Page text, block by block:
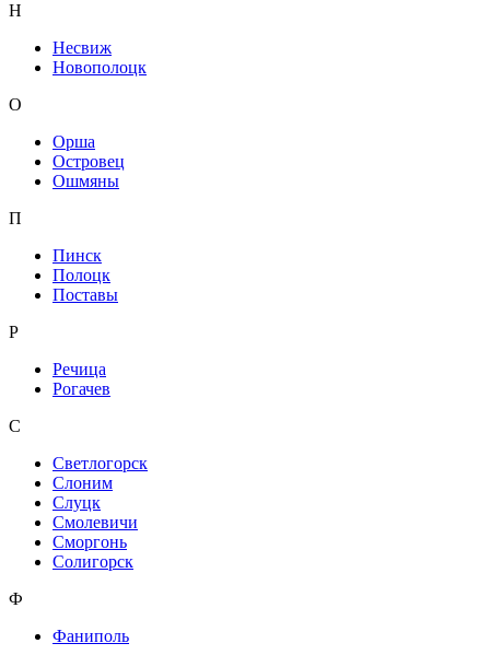
Н
Несвиж
Новополоцк
О
Орша
Островец
Ошмяны
П
Пинск
Полоцк
Поставы
Р
Речица
Рогачев
С
Светлогорск
Слоним
Слуцк
Смолевичи
Сморгонь
Солигорск
Ф
Фаниполь